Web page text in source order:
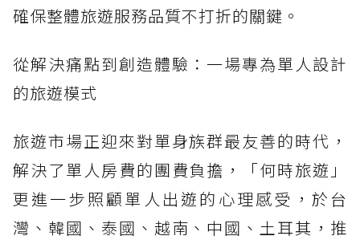
確保整體旅遊服務品質不打折的關鍵。
從解決痛點到創造體驗：一場專為單人設計
的旅遊模式
旅遊市場正迎來對單身族群最友善的時代，
解決了單人房費的團費負擔，「何時旅遊」
更進一步照顧單人出遊的心理感受，於台
灣、韓國、泰國、越南、中國、土耳其，推